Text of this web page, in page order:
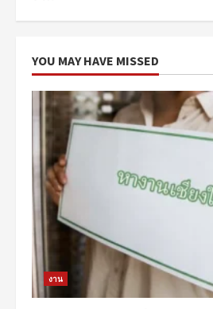
YOU MAY HAVE MISSED
งาน